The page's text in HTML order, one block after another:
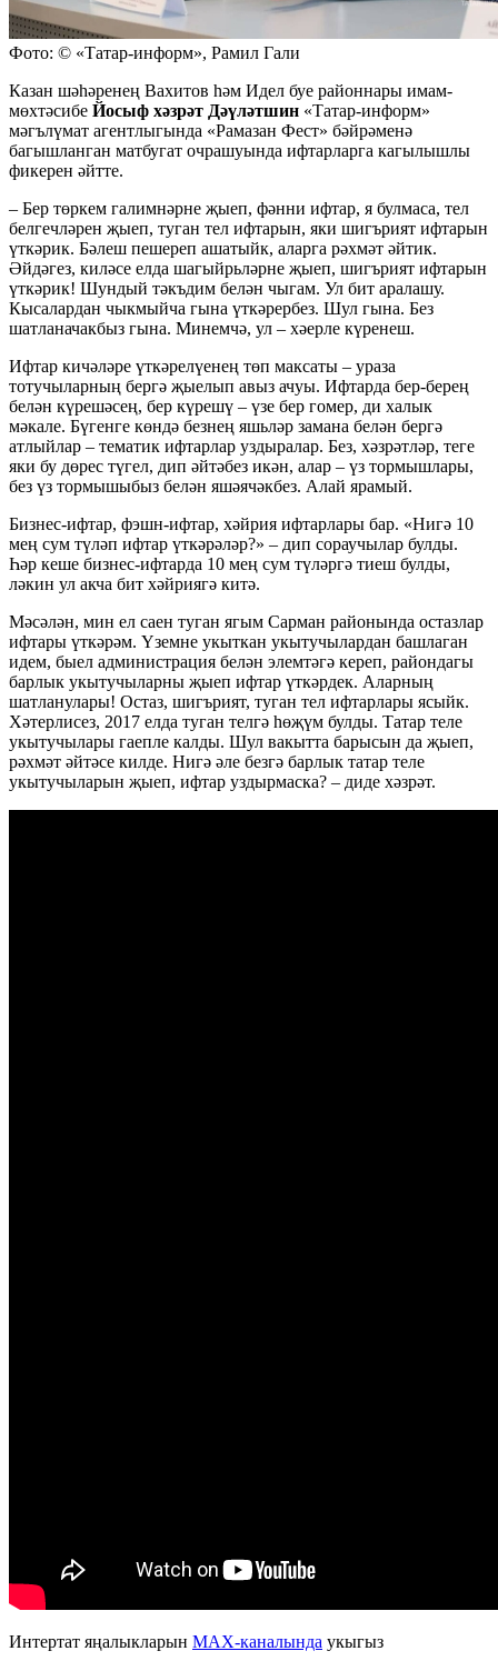
Фото: © «Татар-информ», Рамил Гали
Казан шәһәренең Вахитов һәм Идел буе районнары имам-
мөхтәсибе Йосыф хәзрәт Дәүләтшин «Татар-информ»
мәгълүмат агентлыгында «Рамазан Фест» бәйрәменә
багышланган матбугат очрашуында ифтарларга кагылышлы
фикерен әйтте.
– Бер төркем галимнәрне җыеп, фәнни ифтар, я булмаса, тел
белгечләрен җыеп, туган тел ифтарын, яки шигърият ифтарын
үткәрик. Бәлеш пешереп ашатыйк, аларга рәхмәт әйтик.
Әйдәгез, киләсе елда шагыйрьләрне җыеп, шигърият ифтарын
үткәрик! Шундый тәкъдим белән чыгам. Ул бит аралашу.
Кысалардан чыкмыйча гына үткәрербез. Шул гына. Без
шатланачакбыз гына. Минемчә, ул – хәерле күренеш.
Ифтар кичәләре үткәрелүенең төп максаты – ураза
тотучыларның бергә җыелып авыз ачуы. Ифтарда бер-берең
белән күрешәсең, бер күрешү – үзе бер гомер, ди халык
мәкале. Бүгенге көндә безнең яшьләр замана белән бергә
атлыйлар – тематик ифтарлар уздыралар. Без, хәзрәтләр, теге
яки бу дөрес түгел, дип әйтәбез икән, алар – үз тормышлары,
без үз тормышыбыз белән яшәячәкбез. Алай ярамый.
Бизнес-ифтар, фэшн-ифтар, хәйрия ифтарлары бар. «Нигә 10
мең сум түләп ифтар үткәрәләр?» – дип сораучылар булды.
Һәр кеше бизнес-ифтарда 10 мең сум түләргә тиеш булды,
ләкин ул акча бит хәйриягә китә.
Мәсәлән, мин ел саен туган ягым Сарман районында остазлар
ифтары үткәрәм. Үземне укыткан укытучылардан башлаган
идем, быел администрация белән элемтәгә кереп, райондагы
барлык укытучыларны җыеп ифтар үткәрдек. Аларның
шатланулары! Остаз, шигърият, туган тел ифтарлары ясыйк.
Хәтерлисез, 2017 елда туган телгә һөҗүм булды. Татар теле
укытучылары гаепле калды. Шул вакытта барысын да җыеп,
рәхмәт әйтәсе килде. Нигә әле безгә барлык татар теле
укытучыларын җыеп, ифтар уздырмаска? – диде хәзрәт.
Интертат яңалыкларын MAX-каналында укыгыз